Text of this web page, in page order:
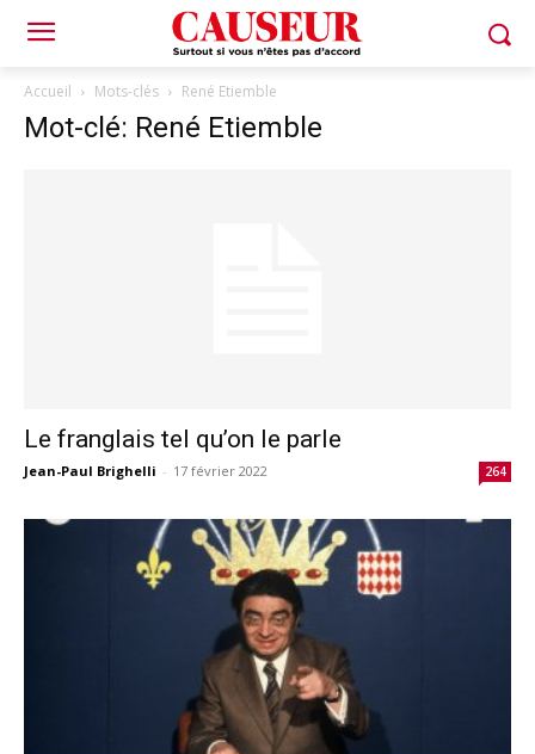
Accueil Mots-clés René Etiemble
Mot-clé: René Etiemble
Le franglais tel qu’on le parle
Jean-Paul Brighelli - 17 février 2022 264